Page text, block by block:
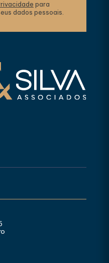
para
dados pessoais.